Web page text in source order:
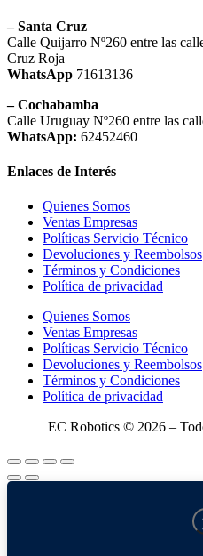
– Santa Cruz
Calle Quijarro Nº260 entre las
Cruz Roja
WhatsApp 71613136
– Cochabamba
Calle Uruguay Nº260 entre las
WhatsApp: 62452460
Enlaces de Interés
Quienes Somos
Ventas Empresas
Políticas Servicio Técnico
Devoluciones y Reembolsos
Términos y Condiciones
Política de privacidad
Quienes Somos
Ventas Empresas
Políticas Servicio Técnico
Devoluciones y Reembolsos
Términos y Condiciones
Política de privacidad
EC Robotics © 2026 –